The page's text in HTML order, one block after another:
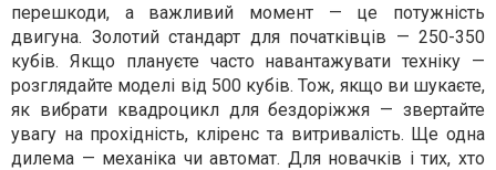
перешкоди, а важливий момент — це потужність
двигуна. Золотий стандарт для початківців — 250-350
кубів. Якщо плануєте часто навантажувати техніку —
розглядайте моделі від 500 кубів. Тож, якщо ви шукаєте,
як вибрати квадроцикл для бездоріжжя — звертайте
увагу на прохідність, кліренс та витривалість. Ще одна
дилема — механіка чи автомат. Для новачків і тих, хто